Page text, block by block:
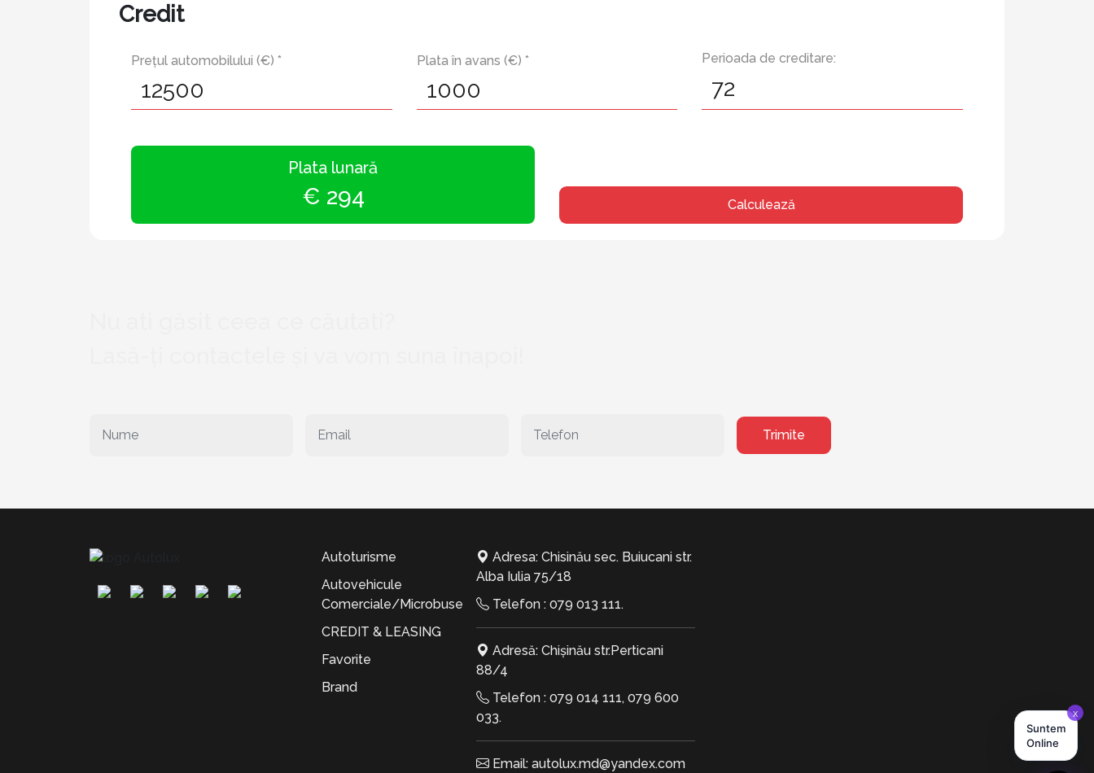
Credit
Prețul automobilului (€) * Plata în avans (€) * Perioada de creditare:
Plata lunară
€ 294 Calculează
Trimite
Autoturisme
Autovehicule
Comerciale/Microbuse
CREDIT & LEASING
Favorite
Brand
Adresa: Chisinău sec. Buiucani str.
Alba Iulia 75/18
Telefon : 079 013 111.
Adresă: Chișinău str.Perticani
88/4
Telefon : 079 014 111, 079 600
033.
Email: autolux.md@yandex.com